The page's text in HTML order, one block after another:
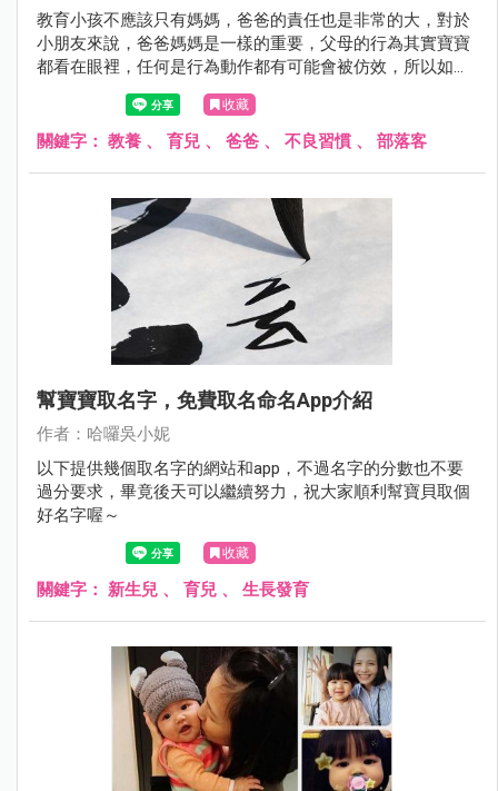
教育小孩不應該只有媽媽，爸爸的責任也是非常的大，對於
小朋友來說，爸爸媽媽是一樣的重要，父母的行為其實寶寶
都看在眼裡，任何是行為動作都有可能會被仿效，所以如果
爸爸有一些不好的習慣，一定要記得改進，或是不可以在孩
子面前有不好的舉動，還好小妮爸應該沒有太多不良的習慣
吧….有一點心虛，呵呵。
收藏
關鍵字： 教養 、 育兒 、 爸爸 、 不良習慣 、 部落客
幫寶寶取名字，免費取名命名app介紹
作者：哈囉吳小妮
以下提供幾個取名字的網站和app，不過名字的分數也不要
過分要求，畢竟後天可以繼續努力，祝大家順利幫寶貝取個
好名字喔～
收藏
關鍵字： 新生兒 、 育兒 、 生長發育